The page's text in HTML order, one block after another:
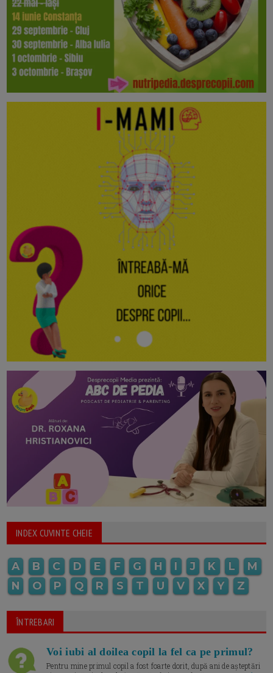
INDEX CUVINTE CHEIE
A B C D E F G H I J K L
M
N
O P Q R S T U V X Y Z
ÎNTREBARI
Voi iubi al doilea copil la fel ca pe primul?
Pentru mine primul copil a fost foarte dorit, după ani de așteptări